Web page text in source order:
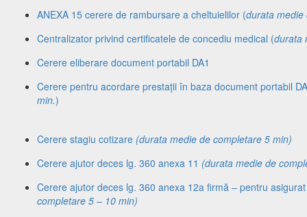
ANEXA 15 cerere de rambursare a cheltuielilor (durata medie
Centralizator privind certificatele de concediu medical (durata
Cerere eliberare document portabil DA1
Cerere pentru acordare prestații în baza document portabil
min.)
Cerere stagiu cotizare (durata medie de completare 5 min)
Cerere ajutor deces lg. 360 anexa 11 (durata medie de
Cerere ajutor deces lg. 360 anexa 12a firmă – pentru
completare 5 – 10 min)